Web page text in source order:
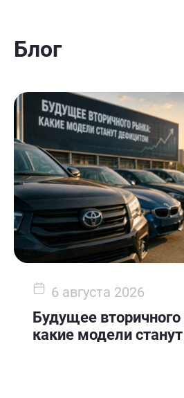
Блог
6 августа 2026
Будущее
какие модели